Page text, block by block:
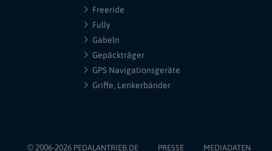
Freeride
Fully
Gabeln
Gepäckträger
GPS Navigationsgeräte
Griffe, Lenkerbänder
© 2006-2026 PEDALANTRIEB.DE PRESSE MEDIADATEN